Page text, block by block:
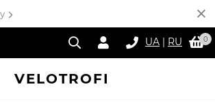
UA | RU 0
VELOTROFI